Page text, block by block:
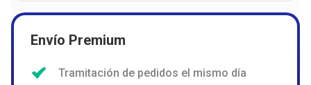
Envío Premium
Tramitación de pedidos el mismo día